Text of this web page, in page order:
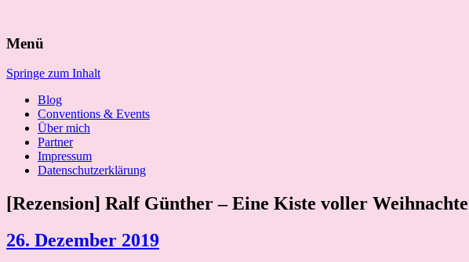
nach:
Menü
Springe zum Inhalt
Blog
Conventions & Events
Über mich
Partner
Impressum
Datenschutzerklärung
[Rezension] Ralf Günther – Eine Kiste voller
26. Dezember 2019